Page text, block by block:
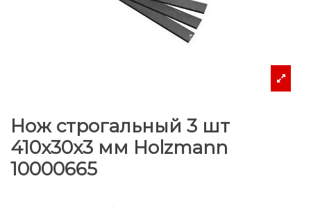
Нож строгальный 3 шт
410x30x3 мм Holzmann
10000665